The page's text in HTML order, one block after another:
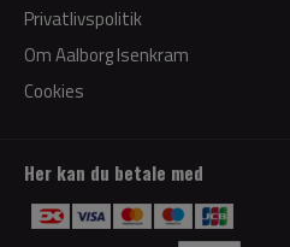
Privatlivspolitik
Om Aalborg Isenkram
Cookies
Her kan du betale med